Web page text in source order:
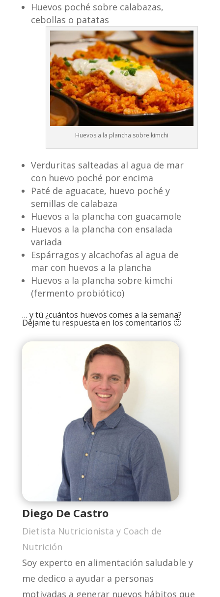
Huevos poché sobre calabazas,
cebollas o patatas
Huevos a la plancha sobre kimchi
Verduritas salteadas al agua de mar
con huevo poché por encima
Paté de aguacate, huevo poché y
semillas de calabaza
Huevos a la plancha con guacamole
Huevos a la plancha con ensalada
variada
Espárragos y alcachofas al agua de
mar con huevos a la plancha
Huevos a la plancha sobre kimchi
(fermento probiótico)
… y tú ¿cuántos huevos comes a la semana?
Déjame tu respuesta en los comentarios 🙂
Diego De Castro
Dietista Nutricionista y Coach de
Nutrición
Soy experto en alimentación saludable y
me dedico a ayudar a personas
motivadas a generar nuevos hábitos que